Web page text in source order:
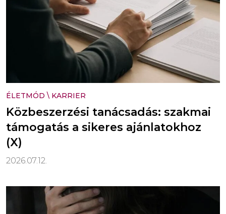
ÉLETMÓD \ KARRIER
Közbeszerzési tanácsadás: szakmai
támogatás a sikeres ajánlatokhoz
(X)
2026.07.12.